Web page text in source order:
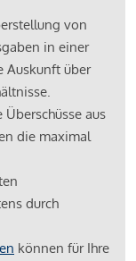
von
in einer
Auskunft über
Überschüsse aus
die maximal
durch
können für Ihre